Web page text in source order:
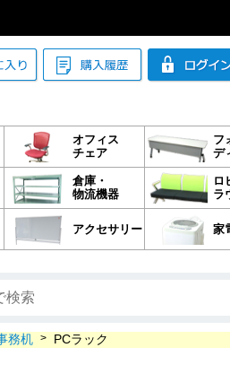
オフィス
チェア
フ
デ
倉庫・
物流機器
ロ
ラ
アクセサリー 家
務机 > PCラック